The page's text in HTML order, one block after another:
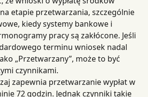
etapie przetwarzania, szczególnie
kiedy systemy bankowe i
pracy są zakłócone. Jeśli
terminu wniosek nadal
„Przetwarzany”, może to być
czynnikami.
zapewnia przetwarzanie wypłat w
72 godzin. Jednak czynniki takie